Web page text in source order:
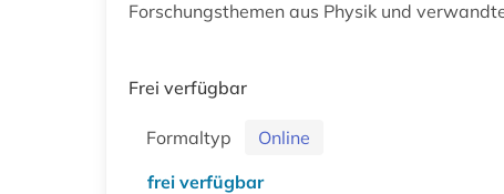
Forschungsthemen aus Physik und
Frei verfügbar
Formaltyp
Online
frei verfügbar